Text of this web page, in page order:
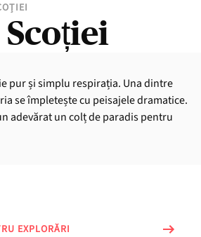
pur și simplu respirația. Una dintre
se împletește cu peisajele dramatice.
adevărat un colț de paradis pentru
EXPLORĂRI